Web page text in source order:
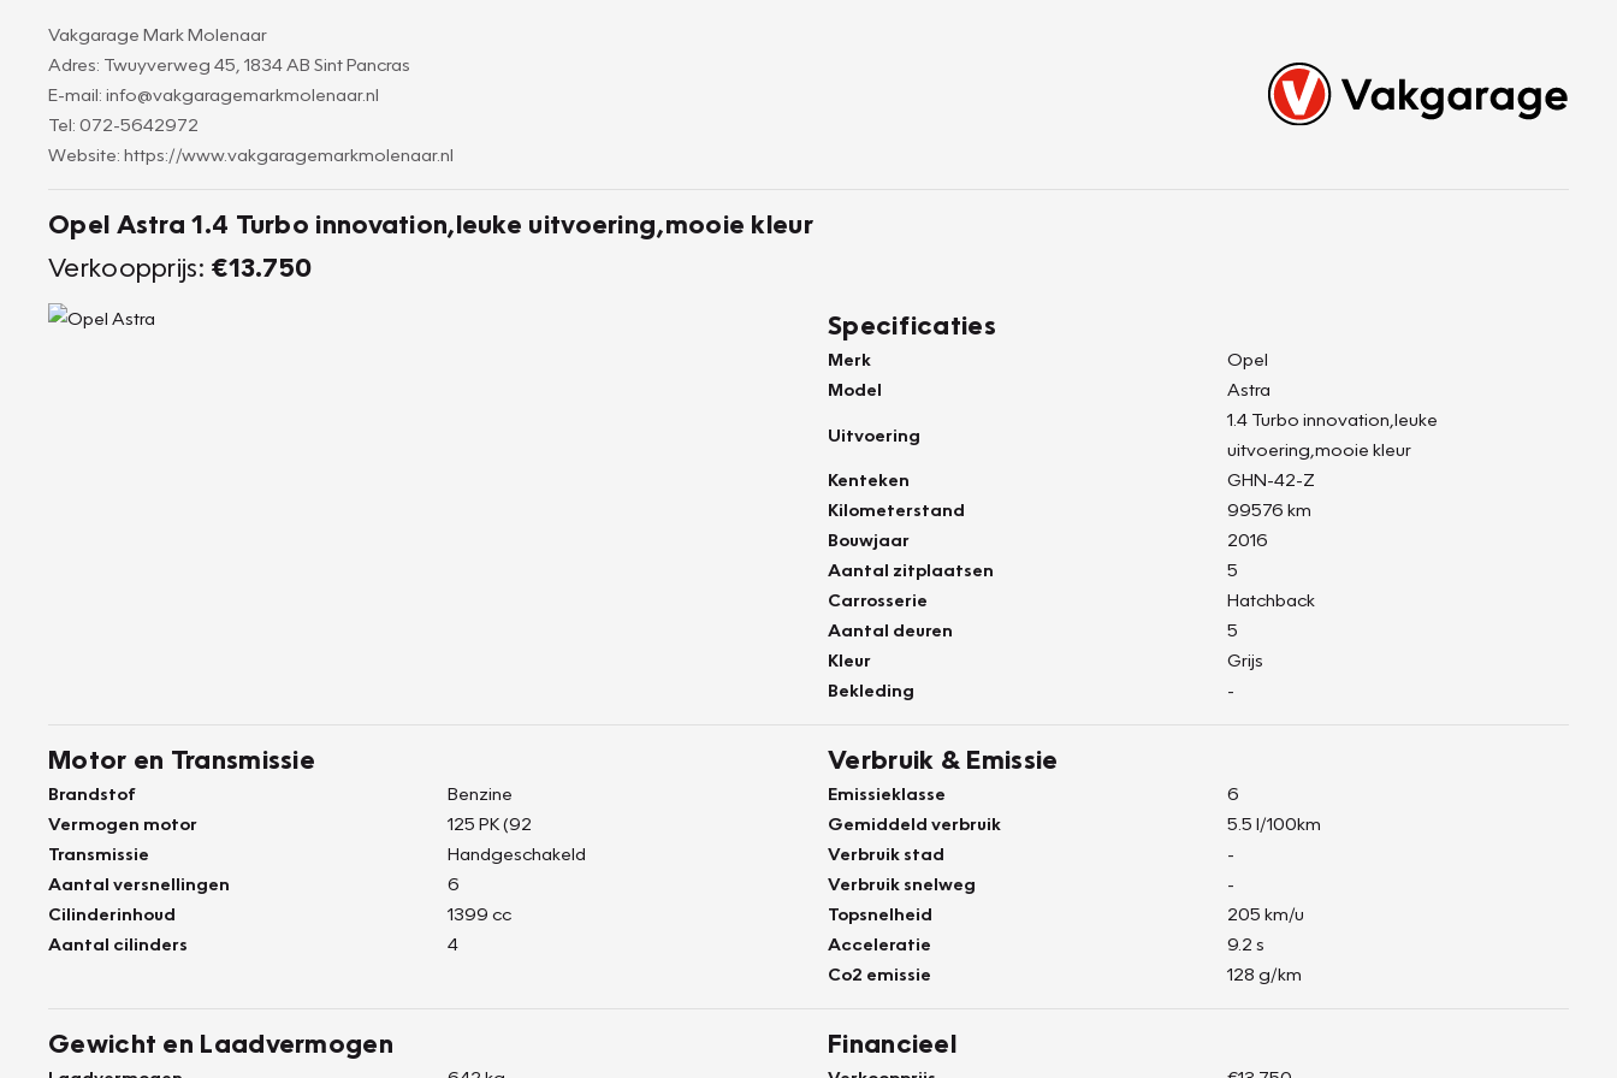
Vakgarage Mark Molenaar
Adres: Twuyverweg 45, 1834 AB Sint Pancras
E-mail: info@vakgaragemarkmolenaar.nl
Tel: 072-5642972
Website: https://www.vakgaragemarkmolenaar.nl
Opel Astra 1.4 Turbo innovation,leuke uitvoering,mooie kleur
Verkoopprijs: €13.750
Specificaties
Merk
Opel
Model
Astra
Uitvoering
1.4 Turbo innovation,leuke
uitvoering,mooie kleur
Kenteken
GHN-42-Z
Kilometerstand
99576 km
Bouwjaar
2016
Aantal zitplaatsen
5
Carrosserie
Hatchback
Aantal deuren
5
Kleur
Grijs
Bekleding
-
Motor en Transmissie
Brandstof
Benzine
Vermogen motor
125 PK (92
Transmissie
Handgeschakeld
Aantal versnellingen
6
Cilinderinhoud
1399 cc
Aantal cilinders
4
Verbruik & Emissie
Emissieklasse
6
Gemiddeld verbruik
5.5 l/100km
Verbruik stad
-
Verbruik snelweg
-
Topsnelheid
205 km/u
Acceleratie
9.2 s
Co2 emissie
128 g/km
Gewicht en Laadvermogen Financieel